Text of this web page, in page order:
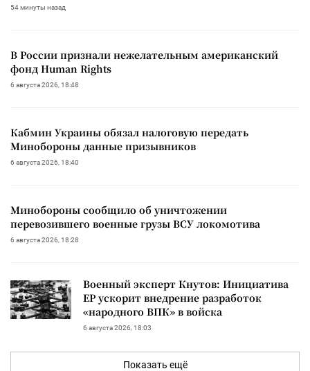
54 минуты назад
В России признали нежелательным американский
фонд Human Rights
6 августа 2026, 18:48
Кабмин Украины обязал налоговую передать
Минобороны данные призывников
6 августа 2026, 18:40
Минобороны сообщило об уничтожении
перевозившего военные грузы ВСУ локомотива
6 августа 2026, 18:28
Военный эксперт Кнутов: Инициатива
ЕР ускорит внедрение разработок
«народного ВПК» в войска
6 августа 2026, 18:03
Показать ещё